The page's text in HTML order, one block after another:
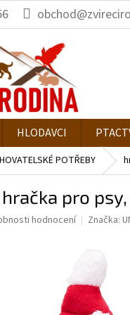
HLODAVCI
POTŘEBY
hračka pro
hodnocení Značka: